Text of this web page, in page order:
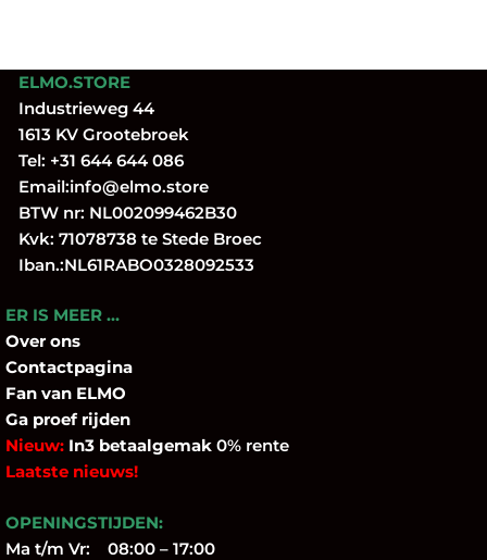
ELMO.STORE
Industrieweg 44
1613 KV Grootebroek
Tel: +31 644 644 086
Email:info@elmo.store
BTW nr: NL002099462B30
Kvk: 71078738 te Stede Broec
Iban.:NL61RABO0328092533
ER IS MEER …
Over ons
Contactpagina
Fan van ELMO
Ga proef rijden
Nieuw: In3 betaalgemak 0% rente
Laatste nieuws!
OPENINGSTIJDEN:
Ma t/m Vr: 08:00 – 17:00